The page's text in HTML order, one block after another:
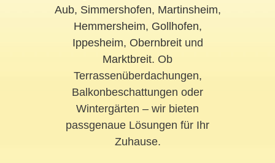
Aub, Simmershofen, Martinsheim,
Hemmersheim, Gollhofen,
Ippesheim, Obernbreitund
Marktbreit. Ob
Terrassenüberdachungen,
Balkonbeschattungen oder
Wintergärten – wir bieten
passgenaue Lösungen für Ihr
Zuhause.